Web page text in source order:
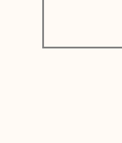
対象期